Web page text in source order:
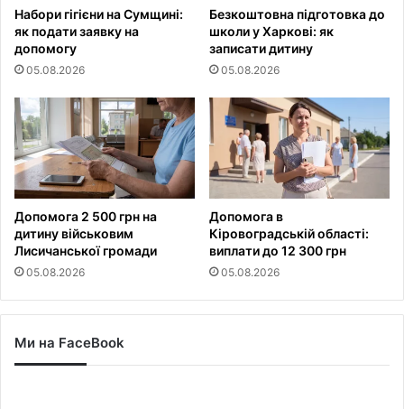
Набори гігієни на Сумщині:
як подати заявку на
допомогу
05.08.2026
Безкоштовна підготовка до
школи у Харкові: як
записати дитину
05.08.2026
Допомога 2 500 грн на
дитину військовим
Лисичанської громади
05.08.2026
Допомога в
Кіровоградській області:
виплати до 12 300 грн
05.08.2026
Ми на FaceBook